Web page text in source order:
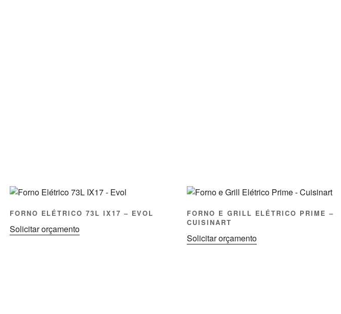
FORNO ELÉTRICO 73L IX17 – EVOL
Solicitar orçamento
FORNO E GRILL ELÉTRICO PRIME –
CUISINART
Solicitar orçamento